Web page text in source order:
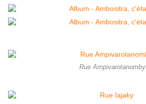
Rue Ampivarotanomby